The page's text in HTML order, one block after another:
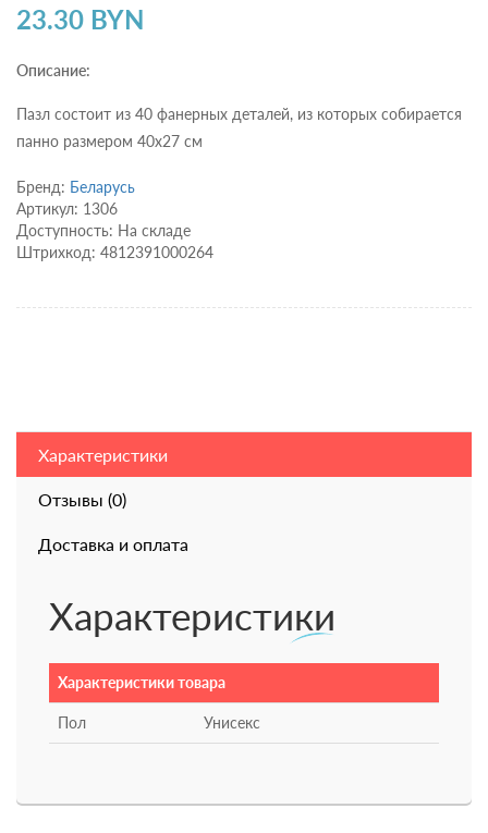
23.30 BYN
Описание:
Пазл состоит из 40 фанерных деталей, из которых собирается
панно размером 40х27 см
Бренд: Беларусь
Артикул: 1306
Доступность: На складе
Штрихкод: 4812391000264
Характеристики
Отзывы (0)
Доставка и оплата
Характеристики
Характеристики товара
Пол Унисекс